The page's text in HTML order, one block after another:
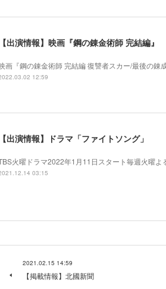
【出演情報】映画『鋼の錬金術師 完結編』
画『鋼の錬金術師 完結編 復讐者スカー/最後の
12:59
【出演情報】ドラマ「ファイトソング」
火曜ドラマ2022年1月11日スタート毎週火曜
03:15
2021.02.15 14:59
【掲載情報】北國新聞